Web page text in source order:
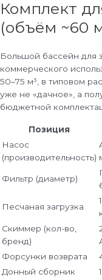
Комплект
(объём ~60
Большой бассейн для
коммерческого
50–75 м³, в типовом
уже не «дачное», а
бюджетной
Позиция
Насос
(производительность)
Фильтр (диаметр)
Песчаная загрузка
Скиммер (кол-во,
бренд)
Форсунки возврата
Донный сборник